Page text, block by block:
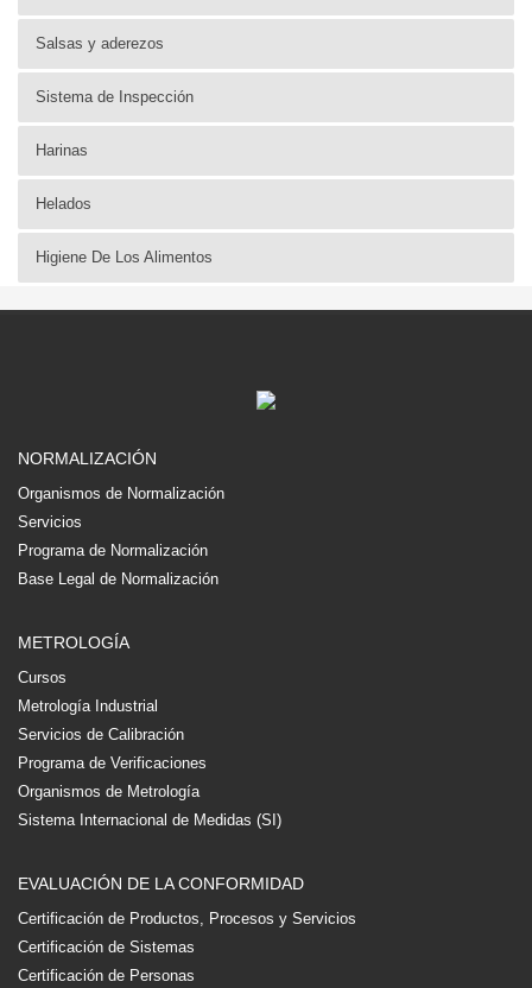
Salsas y aderezos
Sistema de Inspección
Harinas
Helados
Higiene De Los Alimentos
NORMALIZACIÓN
Organismos de Normalización
Servicios
Programa de Normalización
Base Legal de Normalización
METROLOGÍA
Cursos
Metrología Industrial
Servicios de Calibración
Programa de Verificaciones
Organismos de Metrología
Sistema Internacional de Medidas (SI)
EVALUACIÓN DE LA CONFORMIDAD
Certificación de Productos, Procesos y Servicios
Certificación de Sistemas
Certificación de Personas